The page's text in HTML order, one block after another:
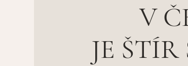
V
JE ŠTÍR